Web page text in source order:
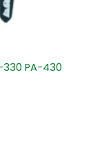
330 PA-430